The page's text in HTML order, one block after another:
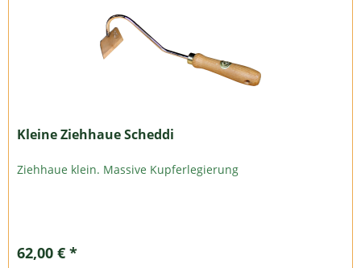
Kleine Ziehhaue Scheddi
Ziehhaue klein. Massive Kupferlegierung
62,00 € *